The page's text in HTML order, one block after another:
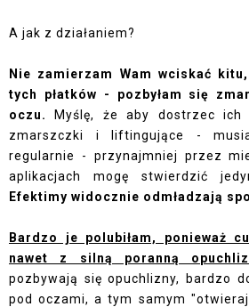
A jak z działaniem?
Nie zamierzam Wam wciskać
tych płatków - pozbyłam się
oczu. Myślę, że aby dostrzec ich
zmarszczki i liftingujące -
regularnie - przynajmniej przez
aplikacjach mogę stwierdzić
Efektimy widocznie odmładzają
Bardzo je polubiłam, ponieważ
nawet z silną poranną
pozbywają się opuchlizny, bardzo
pod oczami, a tym samym